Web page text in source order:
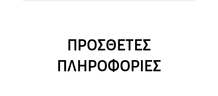
ΠΡΟΣΘΕΤΕΣ
ΠΛΗΡΟΦΟΡΙΕΣ